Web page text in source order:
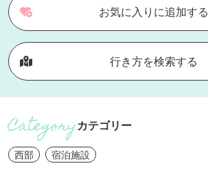
お気に入りに追加する
行き方を検索する
カテゴリー
西部 宿泊施設